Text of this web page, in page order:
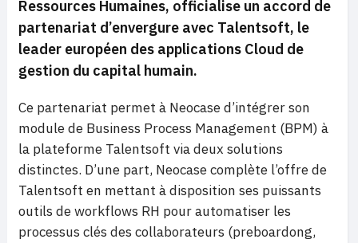
Ressources Humaines, officialise un accord de
partenariat d’envergure avec Talentsoft, le
leader européen des applications Cloud de
gestion du capital humain.
Ce partenariat permet à Neocase d’intégrer son
module de Business Process Management (BPM) à
la plateforme Talentsoft via deux solutions
distinctes. D’une part, Neocase complète l’offre de
Talentsoft en mettant à disposition ses puissants
outils de workflows RH pour automatiser les
processus clés des collaborateurs (preboardong,